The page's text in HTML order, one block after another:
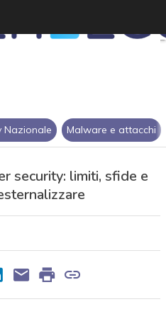
Nazionale Malware e attacchi
security: limiti, sfide e